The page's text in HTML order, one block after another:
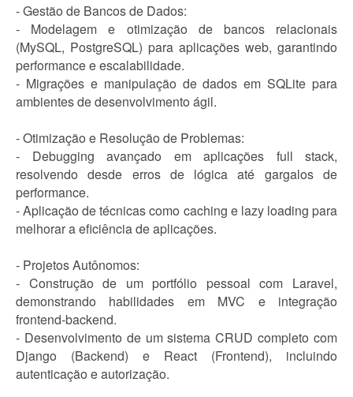
- Gestão de Bancos de Dados:
- Modelagem e otimização de bancos relacionais
(MySQL, PostgreSQL) para aplicações web, garantindo
performance e escalabilidade.
- Migrações e manipulação de dados em SQLite para
ambientes de desenvolvimento ágil.
- Otimização e Resolução de Problemas:
- Debugging avançado em aplicações full stack,
resolvendo desde erros de lógica até gargalos de
performance.
- Aplicação de técnicas como caching e lazy loading para
melhorar a eficiência de aplicações.
- Projetos Autônomos:
- Construção de um portfólio pessoal com Laravel,
demonstrando habilidades em MVC e integração
frontend-backend.
- Desenvolvimento de um sistema CRUD completo com
Django (Backend) e React (Frontend), incluindo
autenticação e autorização.